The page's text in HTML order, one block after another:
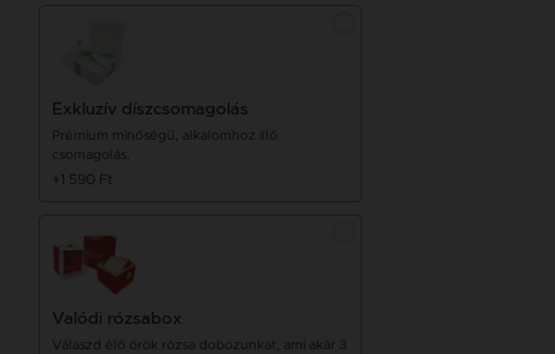
Exkluzív díszcsomagolás
Prémium minőségű, alkalomhoz illő
csomagolás.
+1 590 Ft
Valódi rózsabox
Válaszd élő örök rózsa dobozunkat, ami akár 3